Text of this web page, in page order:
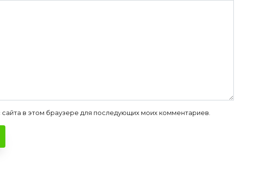
в этом браузере для последующих моих комментариев.